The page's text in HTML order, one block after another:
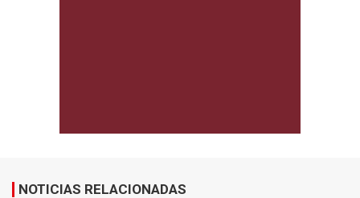
NOTICIAS RELACIONADAS